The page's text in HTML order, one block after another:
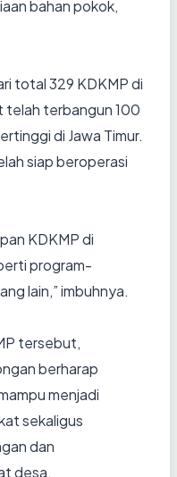
bahan pokok,
total 329 KDKMP di
telah terbangun 100
di Jawa Timur.
siap beroperasi
KDKMP di
program-
lain,” imbuhnya.
tersebut,
berharap
menjadi
sekaligus
dan
desa.